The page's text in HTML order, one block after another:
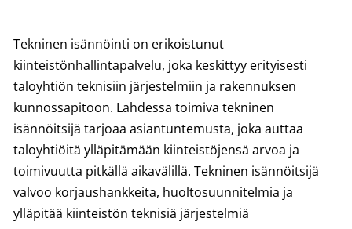
Tekninen isännöinti on erikoistunut
kiinteistönhallintapalvelu, joka keskittyy erityisesti
taloyhtiön teknisiin järjestelmiin ja rakennuksen
kunnossapitoon. Lahdessa toimiva tekninen
isännöitsijä tarjoaa asiantuntemusta, joka auttaa
taloyhtiöitä ylläpitämään kiinteistöjensä arvoa ja
toimivuutta pitkällä aikavälillä. Tekninen isännöitsijä
valvoo korjaushankkeita, huoltosuunnitelmia ja
ylläpitää kiinteistön teknisiä järjestelmiä